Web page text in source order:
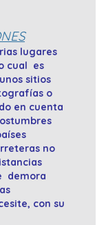
lugares
cual es
sitios
o
en cuenta
no
demora
con su